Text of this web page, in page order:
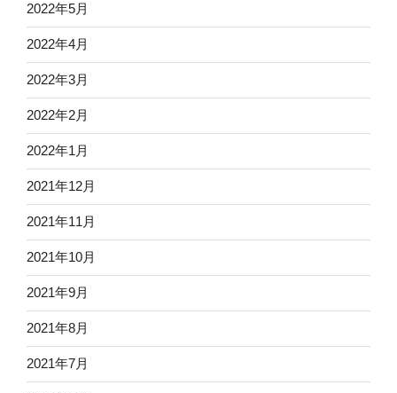
2022年5月
2022年4月
2022年3月
2022年2月
2022年1月
2021年12月
2021年11月
2021年10月
2021年9月
2021年8月
2021年7月